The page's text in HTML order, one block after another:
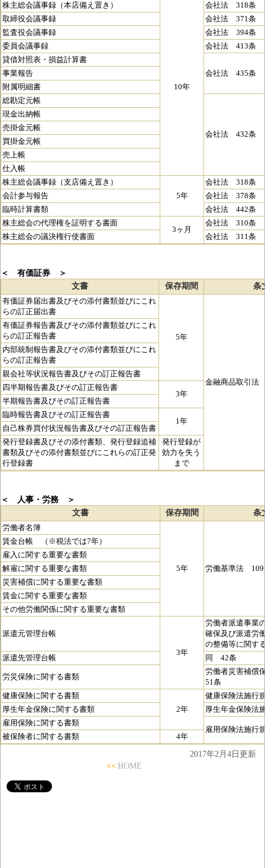
株主総会議事録（本店備え置き）
10年
会社法 318条
取締役会議事録
会社法 371条
監査役会議事録
会社法 394条
委員会議事録
会社法 413条
貸借対照表・損益計算書
会社法 435条
事業報告
附属明細書
総勘定元帳
会社法 432条
現金出納帳
売掛金元帳
買掛金元帳
売上帳
仕入帳
株主総会議事録（支店備え置き）
5年
会社法 318条
会計参与報告
会社法 378条
臨時計算書類
会社法 442条
株主総会の代理権を証明する書面
3ヶ月
会社法 310条
株主総会の議決権行使書面
会社法 311条
＜ 有価証券 ＞
文書
保存期間
条
有価証券届出書及びその添付書類並びにこれ
らの訂正届出書
5年
金融商品取引法
有価証券報告書及びその添付書類並びにこれ
らの訂正報告書
内部統制報告書及びその添付書類並びにこれ
らの訂正報告書
親会社等状況報告書及びその訂正報告書
四半期報告書及びその訂正報告書
3年
半期報告書及びその訂正報告書
臨時報告書及びその訂正報告書
1年
自己株券買付状況報告書及びその訂正報告書
発行登録書及びその添付書類、発行登録追補
書類及びその添付書類並びにこれらの訂正発
行登録書
発行登録が
効力を失う
まで
＜ 人事・労務 ＞
文書
保存期間
条
労働者名簿
5年 労働基準法 109
賃金台帳 （※税法では7年）
雇入に関する重要な書類
解雇に関する重要な書類
災害補償に関する重要な書類
賃金に関する重要な書類
その他労働関係に関する重要な書類
派遣元管理台帳
3年
労働者派遣事業
確保及び派遣労
の整備等に関す
派遣先管理台帳
同 42条
労災保険に関する書類
労働者災害補償
51条
健康保険に関する書類
2年
健康保険法施行
厚生年金保険に関する書類
厚生年金保険法
雇用保険に関する書類
雇用保険法施行
被保険者に関する書類
4年
2017年2月4日更新
<< HOME